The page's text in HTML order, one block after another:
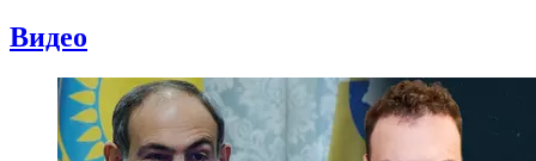
Видео